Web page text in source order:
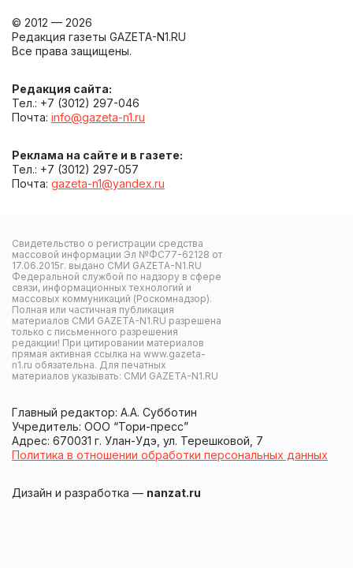
© 2012 — 2026
Редакция газеты GAZETA-N1.RU
Все права защищены.
Редакция сайта:
Тел.: +7 (3012) 297-046
Почта: info@gazeta-n1.ru
Реклама на сайте и в газете:
Тел.: +7 (3012) 297-057
Почта: gazeta-n1@yandex.ru
Свидетельство о регистрации средства
массовой информации Эл №ФС77-62128 от
17.06.2015г. выдано СМИ GAZETA-N1.RU
Федеральной службой по надзору в сфере
связи, информационных технологий и
массовых коммуникаций (Роскомнадзор).
Полная или частичная публикация
материалов СМИ GAZETA-N1.RU разрешена
только с письменного разрешения
редакции! При цитировании материалов
прямая активная ссылка на www.gazeta-
n1.ru обязательна. Для печатных
материалов указывать: СМИ GAZETA-N1.RU
Главный редактор: А.А. Субботин
Учредитель: ООО “Тори-пресс”
Адрес: 670031 г. Улан-Удэ, ул. Терешковой, 7
Политика в отношении обработки персональных данных
Дизайн и разработка — nanzat.ru